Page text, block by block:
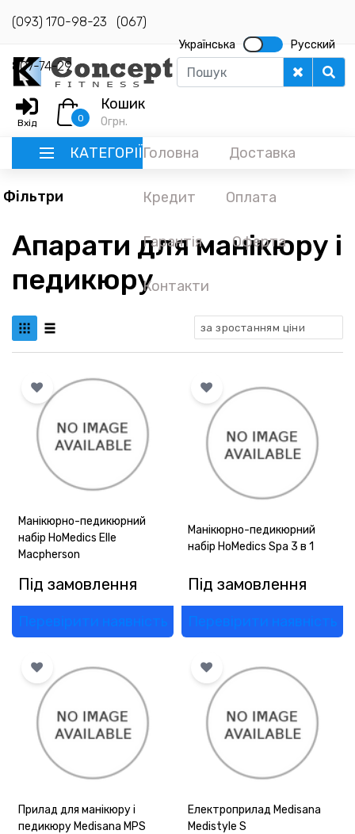
(093) 170-98-23 (067)
807-74-29
Українська Русский
Вхід 0
Кошик
0грн.
КАТЕГОРІЇГоловна Доставка
Кредит Оплата
Гарантія Оферта
Контакти
РУССКИЙ
ГОЛОВНА
ДОСТАВКА
КРЕДИТ
ГАРАНТІЯ
ОФЕРТА
КОНТАКТИ
(093) 170-98-23
Фільтри
Апарати для манікюру і
педикюру
за зростанням ціни
Манікюрно-педикюрний
набір HoMedics Elle
Macpherson
Під замовлення
Перевірити наявність
Манікюрно-педикюрний
набір HoMedics Spa 3 в 1
Під замовлення
Перевірити наявність
Прилад для манікюру і
педикюру Medisana MPS
Електроприлад Medisana
Medistyle S